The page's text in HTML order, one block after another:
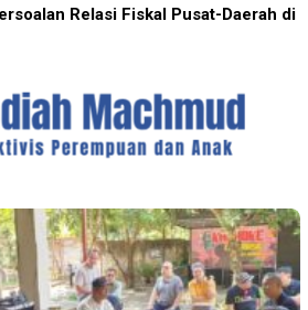
Relasi Fiskal Pusat-Daerah di